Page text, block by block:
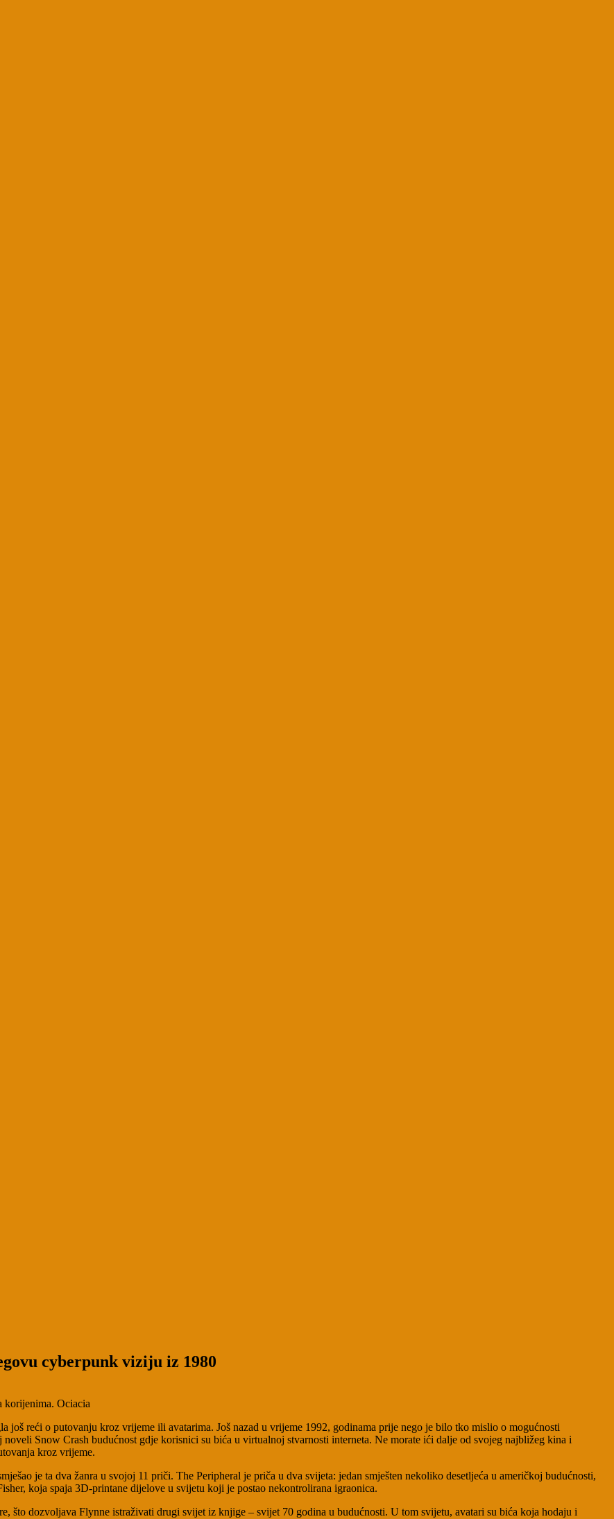
cyberpunk viziju iz 1980
korijenima. Ociacia
još reći o putovanju kroz vrijeme ili avatarima. Još nazad u vrijeme 1992, godinama prije nego je bilo tko mislio o mogućnosti
Snow Crash budućnost gdje korisnici su bića u virtualnoj stvarnosti interneta. Ne morate ići dalje od svojeg najbližeg kina i
kroz vrijeme.
je ta dva žanra u svojoj 11 priči. The Peripheral je priča u dva svijeta: jedan smješten nekoliko desetljeća u američkoj budućnosti,
koja spaja 3D-printane dijelove u svijetu koji je postao nekontrolirana igraonica.
što dozvoljava Flynne istraživati drugi svijet iz knjige – svijet 70 godina u budućnosti. U tom svijetu, avatari su bića koja hodaju i